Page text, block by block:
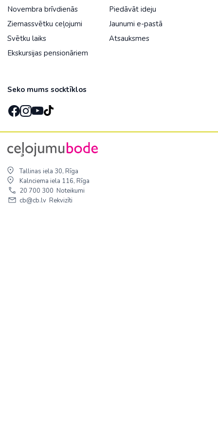
Novembra brīvdienās
Ziemassvētku ceļojumi
Svētku laiks
Ekskursijas pensionāriem
Piedāvāt ideju
Jaunumi e-pastā
Atsauksmes
Seko mums socktīklos
Tallinas iela 30, Rīga
Kalnciema iela 116, Rīga
20 700 300 Noteikumi
cb@cb.lv Rekvizīti